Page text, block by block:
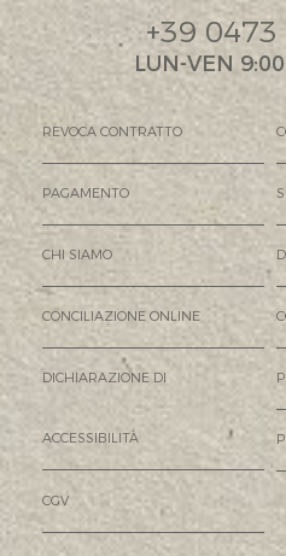
+39
LUN-VEN
REVOCA CONTRATTO
PAGAMENTO
CHI SIAMO
CONCILIAZIONE ONLINE
DICHIARAZIONE DI
ACCESSIBILITÀ
CGV